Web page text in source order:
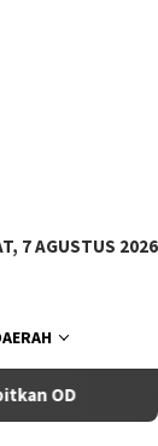
7 AGUSTUS 2026
Bupati